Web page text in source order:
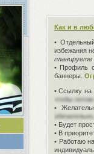
Как и в
•
избежания
планируете
• Профиль
баннеры.
• Ссылку на
чтобы потом
•
• Будет
• В
• Работаю